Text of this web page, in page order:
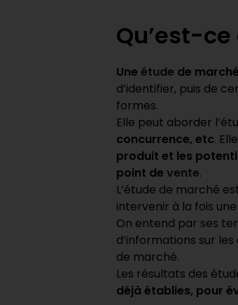
Qu’est-
Une étude de marché
d’identifier, puis de
formes.
Elle peut aborder
concurrence, etc.
produit et les
point de vente.
L’étude de marché
intervenir à la fois
On entend par ses
d’informations sur
de marché.
Les résultats des
déjà établies, pour